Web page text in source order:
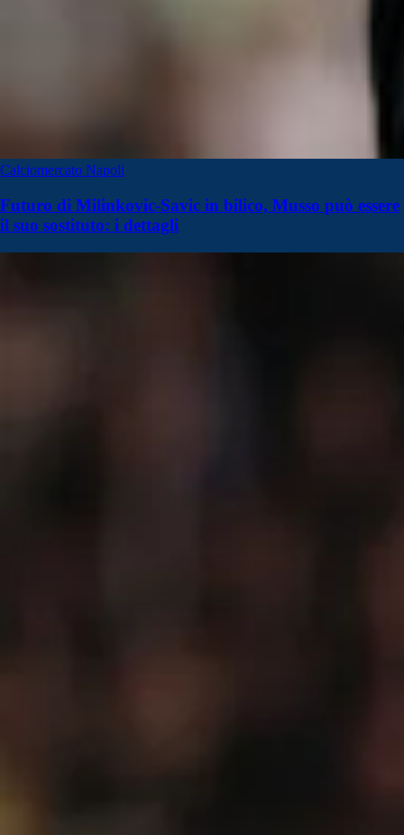
Calciomercato Napoli
Futuro di Milinkovic-Savic in bilico, Musso può essere
il suo sostituto: i dettagli